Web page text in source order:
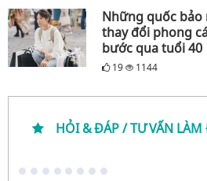
Những quốc bảo
thay đổi phong
bước qua tuổi 40
19 1144
HỎI & ĐÁP / TƯ VẤN LÀM